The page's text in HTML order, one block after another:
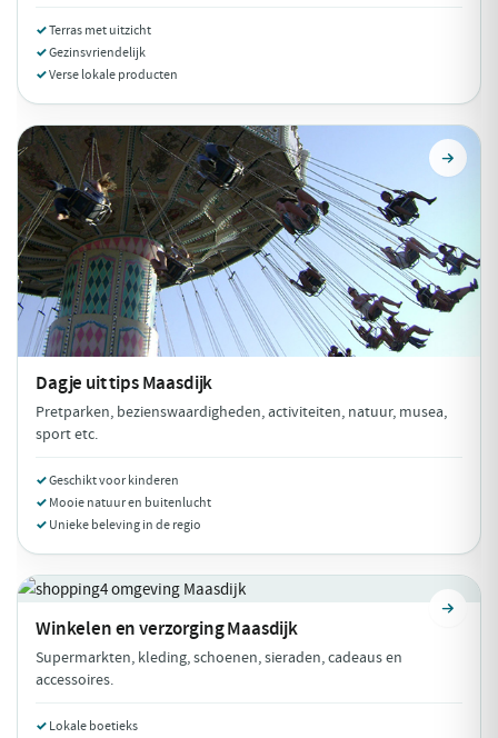
Terras met uitzicht
Gezinsvriendelijk
Verse lokale producten
Dagje uit tipsMaasdijk
Pretparken, bezienswaardigheden, activiteiten, natuur, musea,
sport etc.
Geschikt voor kinderen
Mooie natuur en buitenlucht
Unieke beleving in de regio
Winkelen en verzorgingMaasdijk
Supermarkten, kleding, schoenen, sieraden, cadeaus en
accessoires.
Lokale boetieks